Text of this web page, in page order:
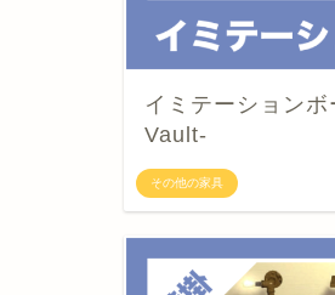
その他の家具
イミテーション
Vault-